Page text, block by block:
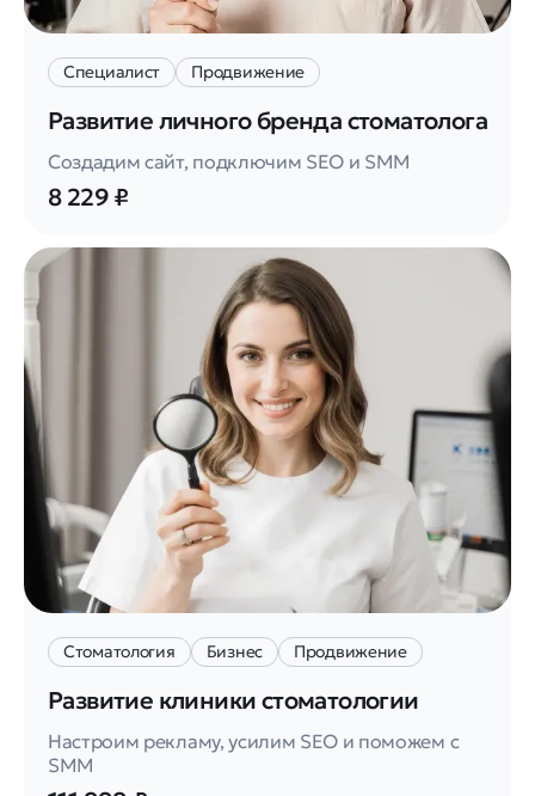
Специалист Продвижение
Развитие личного бренда стоматолога
Создадим сайт, подключим SEO и SMM
8 229 ₽
Стоматология Бизнес Продвижение
Развитие клиники стоматологии
Настроим рекламу, усилим SEO и поможем с
SMM